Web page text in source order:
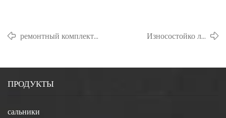
ремонтный комплект
Износостойко ли
ПРОДУКТЫ
сальники